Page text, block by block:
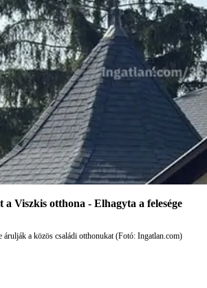
Viszkis otthona - Elhagyta a felesége
árulják a közös családi otthonukat (Fotó: Ingatlan.com)